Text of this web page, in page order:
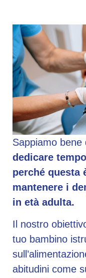
Sappiamo bene
dedicare
perché questa
mantenere i
in età adulta.
Il nostro
tuo bambino
abitudini come